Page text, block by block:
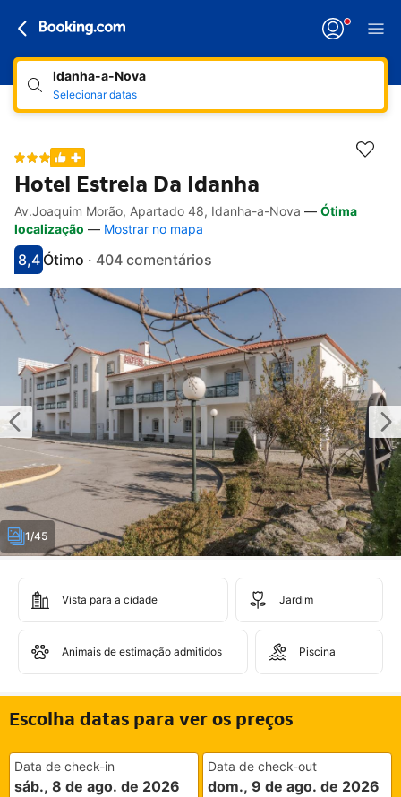
Idanha-a-Nova
Selecionar datas
Hotel Estrela Da Idanha
Hiperligações de acessibilidade
Ir para a descrição
Ir para as comodidades
Ir para os quartos
Ir para as condições
Av.Joaquim Morão, Apartado 48, Idanha-a-Nova — Ótima
localização — Mostrar no mapa
Pontuado com 8.4
8,4
Avaliado como muito bom
Ótimo · 404 comentários
1/45
Vista para a cidade Jardim
Animais de estimação admitidos Piscina
Escolha datas para ver os preços
Data de check-in
sáb., 8 de ago. de 2026
Data de check-out
dom., 9 de ago. de 2026